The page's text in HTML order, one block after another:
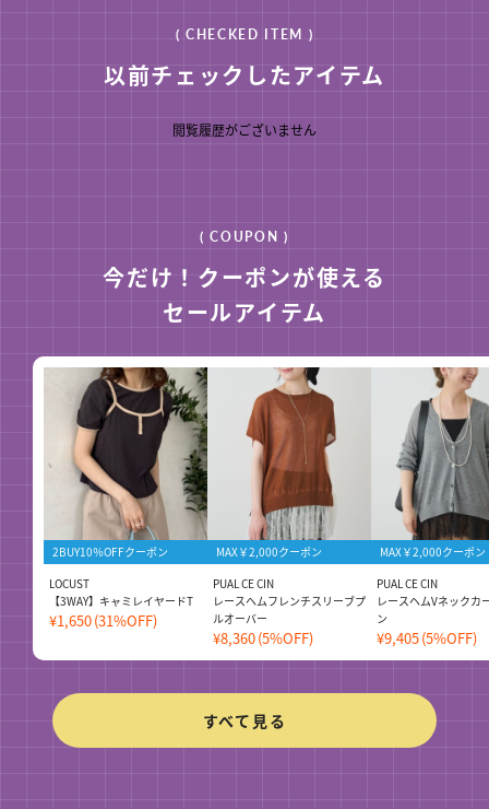
( CHECKED ITEM )
以前チェックしたアイテム
閲覧履歴がございません
( COUPON )
今だけ！クーポンが使える
セールアイテム
2BUY10％OFFクーポン
LOCUST
【3WAY】キャミレイヤードT
¥1,650(31%OFF)
MAX￥2,000クーポン
PUAL CE CIN
レースヘムフレンチスリーブプ
ルオーバー
¥8,360(5%OFF)
MAX￥2,000クーポン
PUAL CE CIN
レースヘムVネックカ
ン
¥9,405(5%OFF)
すべて見る